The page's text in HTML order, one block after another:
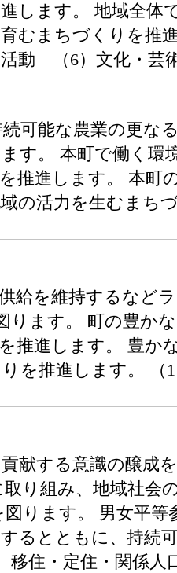
します。 地域全体
むまちづくりを推
動 （6）文化・芸
可能な農業の更な
す。 本町で働く環
推進します。 本町
の活力を生むまち
給を維持するなど
ります。 町の豊か
推進します。 豊か
を推進します。
献する意識の醸成
り組み、地域社会
ります。 男女平
るとともに、持続
住・定住・関係